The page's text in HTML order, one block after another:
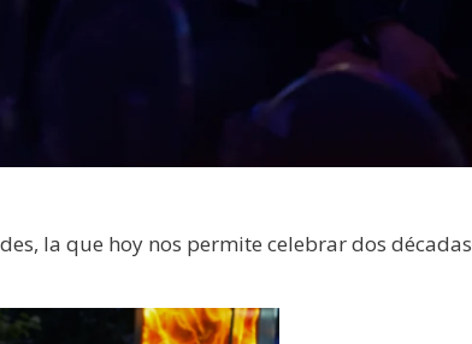
la que hoy nos permite celebrar dos décadas